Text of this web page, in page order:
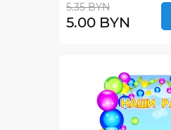
5.35 BYN
5.00 BYN